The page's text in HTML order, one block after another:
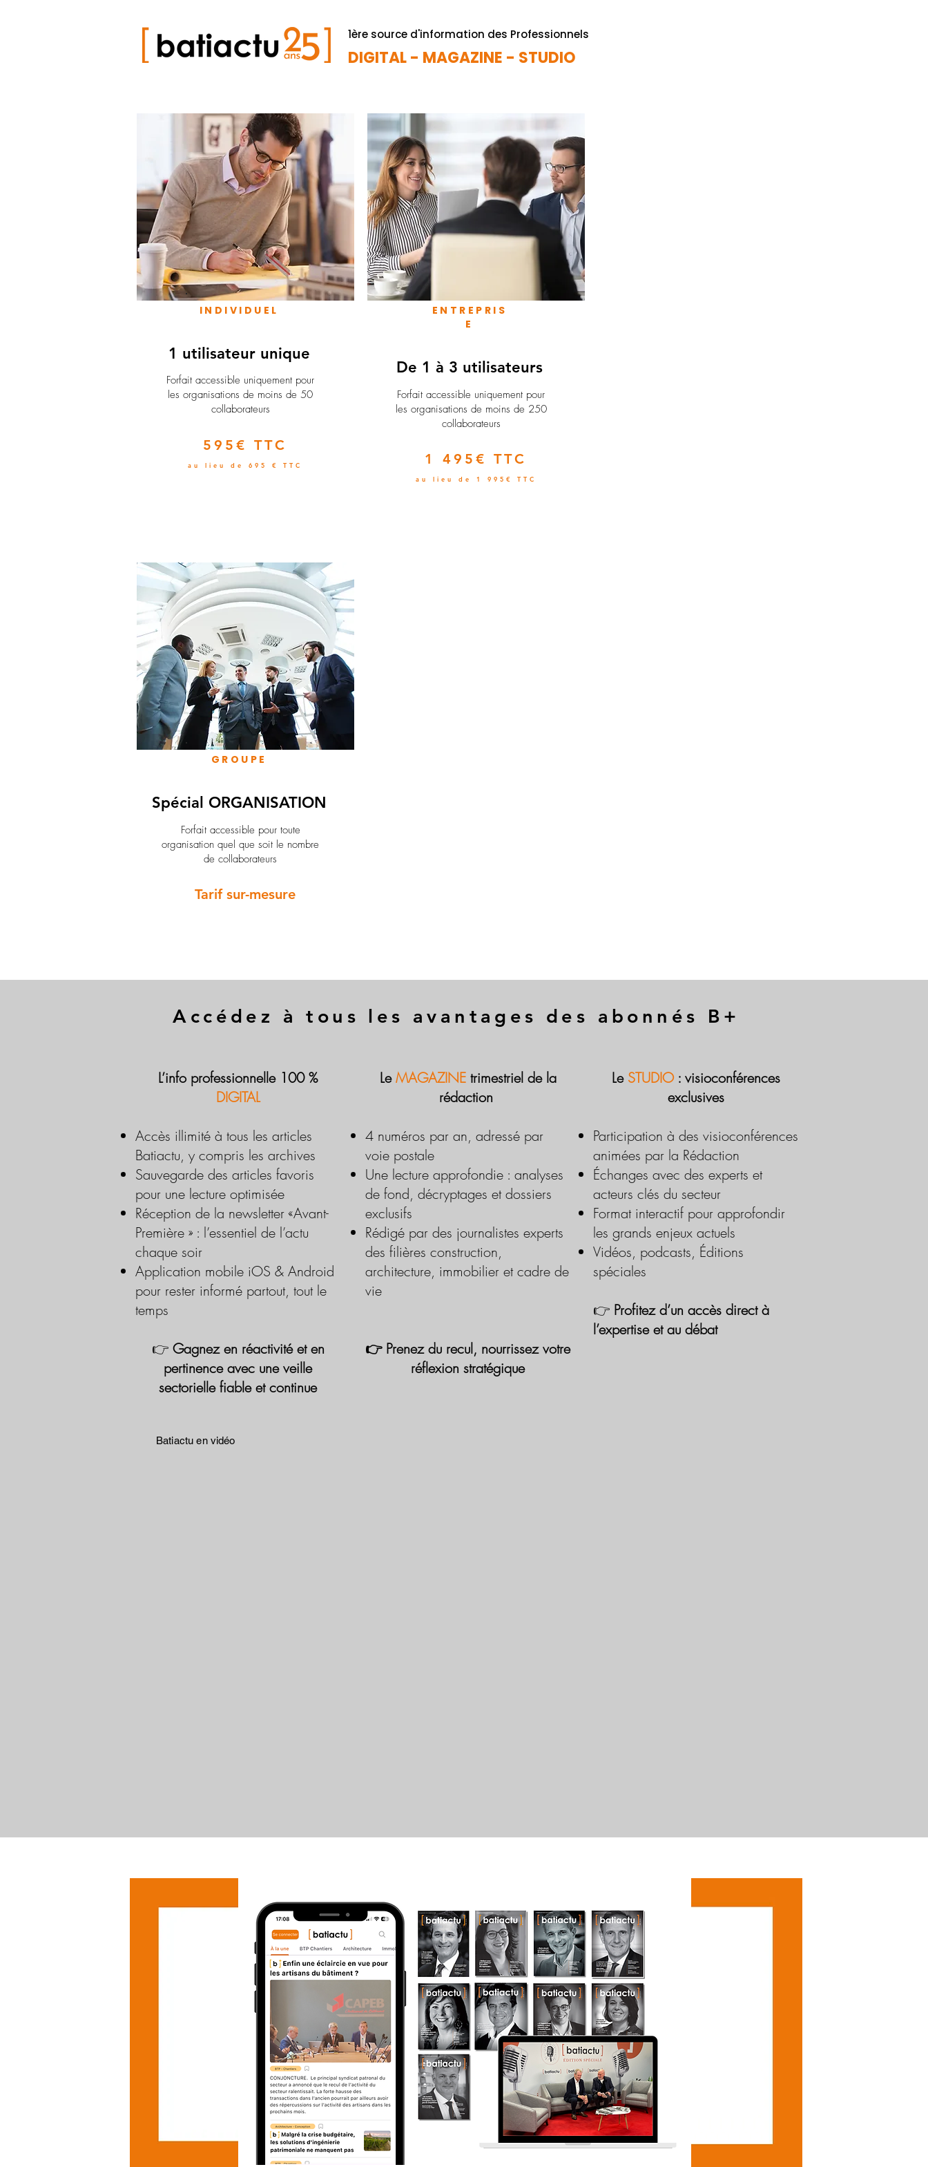
1ère source d'information des Professionnels
DIGITAL - MAGAZINE - STUDIO
INDIVIDUEL
1 utilisateur unique
​Forfait accessible uniquement pour
les organisations de moins de 50
collaborateurs
595€ TTC
au lieu de 695 € TTC
ENTREPRIS
E
De 1 à 3 utilisateurs
Forfait accessible uniquement pour
les organisations de moins de 250
collaborateurs
1 495€ TTC
au lieu de 1 995€ TTC
GROUPE
Spécial ORGANISATION
Forfait accessible pour toute
organisation quel que soit le nombre
de collaborateurs
Tarif sur-mesure
Accédez à tous les avantages des abonnés B+
L’info professionnelle 100 %
DIGITAL
Accès illimité à tous les articles
Batiactu, y compris les archives
Sauvegarde des articles favoris
pour une lecture optimisée
Réception de la newsletter «Avant-
Première » : l’essentiel de l’actu
chaque soir
Application mobile iOS & Android
pour rester informé partout, tout le
temps
👉 Gagnez en réactivité et en
pertinence avec une veille
sectorielle fiable et continue
LeMAGAZINE trimestriel de la
rédaction
4 numéros par an, adressé par
voie postale
Une lecture approfondie : analyses
de fond, décryptages et dossiers
exclusifs
Rédigé par des journalistes experts
des filières construction,
architecture, immobilier et cadre de
vie
👉 Prenez du recul, nourrissez votre
réflexion stratégique
Le STUDIO : visioconférences
exclusives
Participation à des visioconférences
animées par la Rédaction
Échanges avec des experts et
acteurs clés du secteur
Format interactif pour approfondir
les grands enjeux actuels
Vidéos, podcasts, Éditions
spéciales
👉 Profitez d’un accès direct à
l’expertise et au débat
Batiactu en vidéo